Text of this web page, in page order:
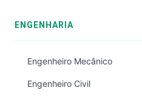
ENGENHARIA
Engenheiro Mecânico
Engenheiro Civil